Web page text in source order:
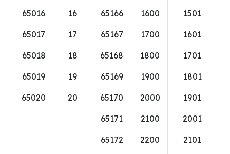
1501
1600
65166
16
65016
1601
1700
65167
17
65017
1701
1800
65168
18
65018
1801
1900
65169
19
65019
1901
2000
65170
20
65020
2001
2100
65171
2101
2200
65172